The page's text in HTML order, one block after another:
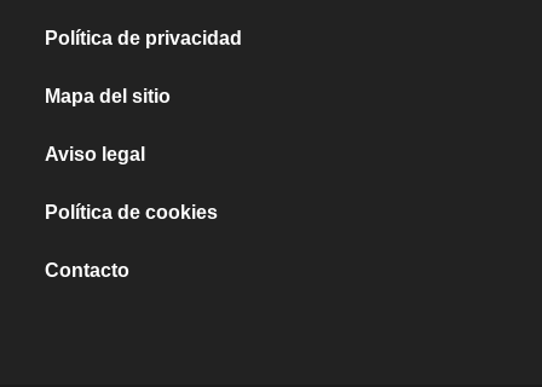
Política de privacidad
Mapa del sitio
Aviso legal
Política de cookies
Contacto